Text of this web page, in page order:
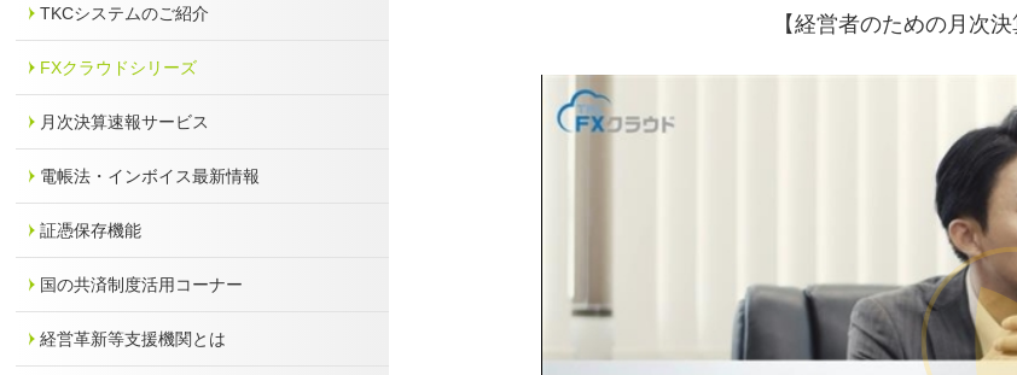
TKCシステムのご紹介
FXクラウドシリーズ
月次決算速報サービス
電帳法・インボイス最新情報
証憑保存機能
国の共済制度活用コーナー
経営革新等支援機関とは
【経営者のための月次